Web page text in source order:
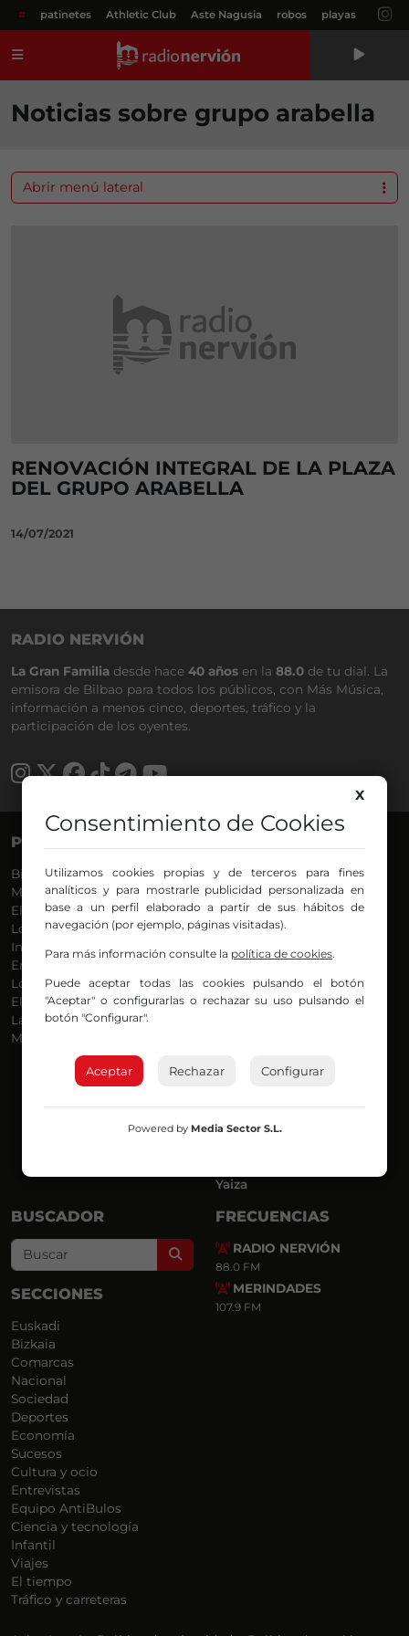
# patinetes Athletic Club Aste Nagusia robos playas
Noticias sobre grupo arabella
RENOVACIÓN INTEGRAL DE LA PLAZA
DEL GRUPO ARABELLA
14/07/2021
Abrir menú lateral
RADIO NERVIÓN
La Gran Familia desde hace 40 años en la 88.0 de tu dial. La
emisora de Bilbao para todos los públicos, con Más Música,
información a menos cinco, deportes, tráfico y la
participación de los oyentes.
PROGRAMAS
Bilbosport
Más Música
El Madrugador
Lo Más Nuevo
Informativos
En Ruta
Locos por la Música
El Supermadrugador
La Mañana de Radio Nervión
Más Madrugada
Agurtzane
Belén Ollero
Dani
Eduardo
Eva Argote
Endika
Iker
Iñigo
Joseba
Mar y Cielo
Miguel Ángel
Yaiza
BUSCADOR
Search
SECCIONES
Euskadi
Bizkaia
Comarcas
Nacional
Sociedad
Deportes
Economía
Sucesos
Cultura y ocio
Entrevistas
Equipo AntiBulos
Ciencia y tecnología
Infantil
Viajes
El tiempo
Tráfico y carreteras
FRECUENCIAS
RADIO NERVIÓN
88.0 FM
MERINDADES
107.9 FM
X
Consentimiento de Cookies
Utilizamos cookies propias y de terceros para fines
analíticos y para mostrarle publicidad personalizada en
base a un perfil elaborado a partir de sus hábitos de
navegación (por ejemplo, páginas visitadas).
Para más información consulte la política de cookies.
Puede aceptar todas las cookies pulsando el botón
"Aceptar" o configurarlas o rechazar su uso pulsando el
botón "Configurar".
Aceptar Rechazar Configurar
Powered by Media Sector S.L.